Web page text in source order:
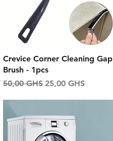
Aperçu rapide
Crevice Corner Cleaning Gap
Brush - 1pcs
Prix original
50,00 GHS Prix promotionnel
25,00 GHS